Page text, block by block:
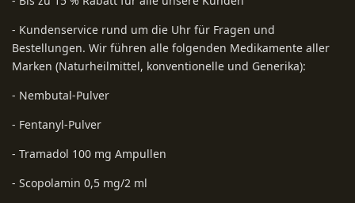
- Kundenservice rund um die Uhr für Fragen und
Bestellungen. Wir führen alle folgenden Medikamente aller
Marken (Naturheilmittel, konventionelle und Generika):
- Nembutal-Pulver
- Fentanyl-Pulver
- Tramadol 100 mg Ampullen
- Scopolamin 0,5 mg/2 ml